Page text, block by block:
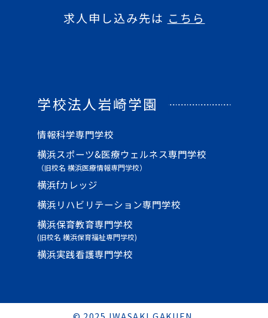
求人申し込み先は こちら
学校法人岩崎学園
情報科学専門学校
横浜スポーツ&医療ウェルネス専門学校
（旧校名 横浜医療情報専門学校）
横浜fカレッジ
横浜リハビリテーション専門学校
横浜保育教育専門学校
(旧校名 横浜保育福祉専門学校)
横浜実践看護専門学校